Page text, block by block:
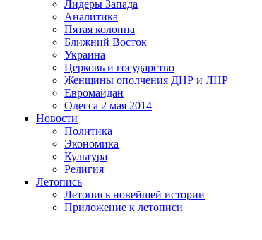
Лидеры Запада
Аналитика
Пятая колонна
Ближний Восток
Украина
Церковь и государство
Женщины ополчения ДНР и ЛНР
Евромайдан
Одесса 2 мая 2014
Новости
Политика
Экономика
Культура
Религия
Летопись
Летопись новейшей истории
Приложение к летописи